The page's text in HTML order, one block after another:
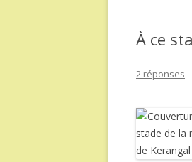
À ce
2 réponses